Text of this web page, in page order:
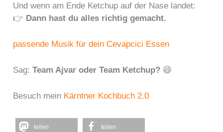
Und wenn am Ende Ketchup auf der Nase landet:
👉 Dann hast du alles richtig gemacht.
passende Musik für dein Cevapcici Essen
Sag:Team Ajvar oder Team Ketchup? 😄
Besuch mein Kärntner Kochbuch 2.0
teilen teilen